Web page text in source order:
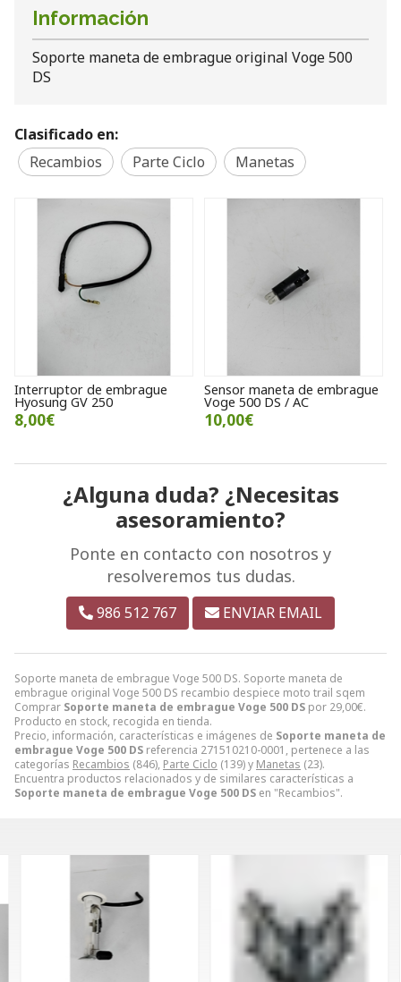
Soporte maneta de embrague Voge 500 DS. Soporte maneta de
embrague original Voge 500 DS recambio despiece moto trail sqem
Comprar Soporte maneta de embrague Voge 500 DS por 29,00€.
Producto en stock, recogida en tienda.
Precio, información, características e imágenes de Soporte maneta de
embrague Voge 500 DS referencia 271510210-0001, pertenece a las
categorías Recambios (846), Parte Ciclo (139) y Manetas (23).
Encuentra productos relacionados y de similares características a
Soporte maneta de embrague Voge 500 DS en "Recambios".
Información
Soporte maneta de embrague original Voge 500
DS
Clasificado en:
Recambios
Parte Ciclo Manetas
Interruptor de embrague
Hyosung GV 250
8,00€
Sensor maneta de embrague
Voge 500 DS / AC
10,00€
¿Alguna duda? ¿Necesitas
asesoramiento?
Ponte en contacto con nosotros y
resolveremos tus dudas.
986 512 767 ENVIAR EMAIL